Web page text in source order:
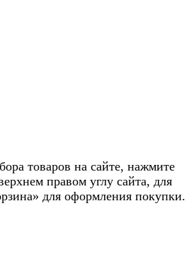
товаров на сайте, нажмите
правом углу сайта, для
для оформления покупки.